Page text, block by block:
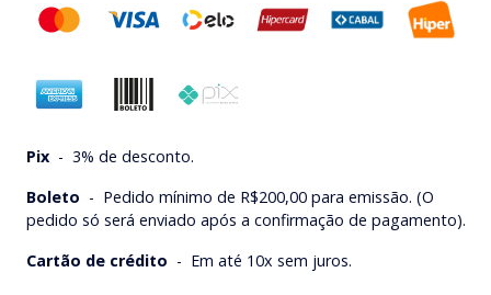
Pix - 3% de desconto.
Boleto - Pedido mínimo de R$200,00 para emissão. (O
pedido só será enviado após a confirmação de pagamento).
Cartão de crédito - Em até 10x sem juros.